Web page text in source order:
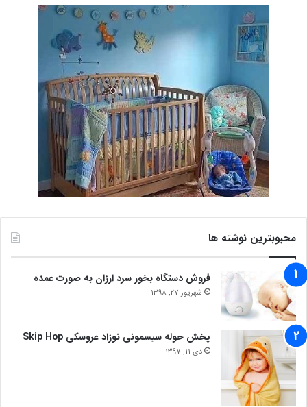
محبوبترین نوشته ها
فروش دستگاه بخور سرد ارزان به صورت عمده
شهریور 27, 1398
پخش حوله سیسمونی نوزاد عروسکی Skip Hop
دی 11, 1397